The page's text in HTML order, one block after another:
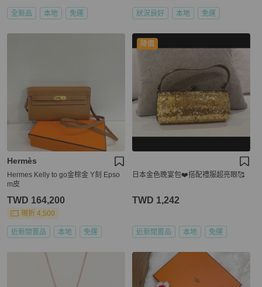
全新品 本地 免運 狀況良好 本地 免運
Hermès
Hermes Kelly to go金棕金 Y刻 Epso
m皮
TWD 164,200
現折 4,500
近新閒置品 本地 免運
降價
日本金色晚宴包❤️搭配禮服超亮眼🥰
TWD 1,242
近新閒置品 本地 免運